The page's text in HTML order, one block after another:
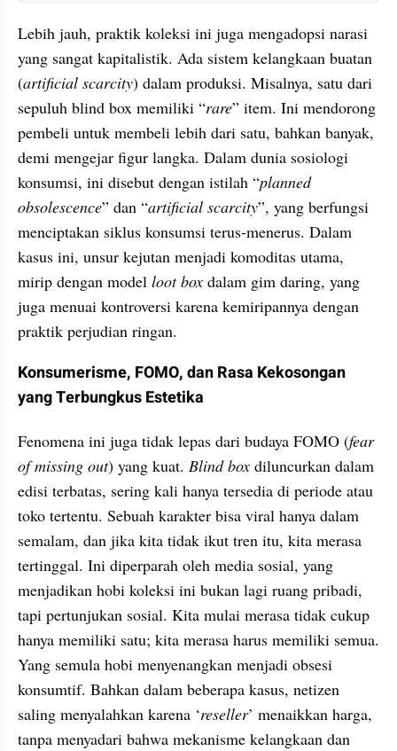
Lebih jauh, praktik koleksi ini juga mengadopsi narasi
yang sangat kapitalistik. Ada sistem kelangkaan buatan
(artificial scarcity) dalam produksi. Misalnya, satu dari
sepuluh blind box memiliki “rare” item. Ini mendorong
pembeli untuk membeli lebih dari satu, bahkan banyak,
demi mengejar figur langka. Dalam dunia sosiologi
konsumsi, ini disebut dengan istilah “planned
obsolescence” dan “artificial scarcity”, yang berfungsi
menciptakan siklus konsumsi terus-menerus. Dalam
kasus ini, unsur kejutan menjadi komoditas utama,
mirip dengan model loot box dalam gim daring, yang
juga menuai kontroversi karena kemiripannya dengan
praktik perjudian ringan.
Konsumerisme, FOMO, dan Rasa Kekosongan
yang Terbungkus Estetika
Fenomena ini juga tidak lepas dari budaya FOMO (fear
of missing out) yang kuat. Blind box diluncurkan dalam
edisi terbatas, sering kali hanya tersedia di periode atau
toko tertentu. Sebuah karakter bisa viral hanya dalam
semalam, dan jika kita tidak ikut tren itu, kita merasa
tertinggal. Ini diperparah oleh media sosial, yang
menjadikan hobi koleksi ini bukan lagi ruang pribadi,
tapi pertunjukan sosial. Kita mulai merasa tidak cukup
hanya memiliki satu; kita merasa harus memiliki semua.
Yang semula hobi menyenangkan menjadi obsesi
konsumtif. Bahkan dalam beberapa kasus, netizen
saling menyalahkan karena ‘reseller’ menaikkan harga,
tanpa menyadari bahwa mekanisme kelangkaan dan